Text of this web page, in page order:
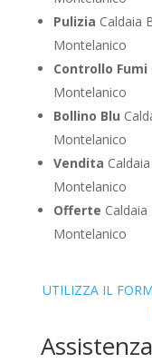
Pulizia Caldaia
Montelanico
Controllo Fumi
Montelanico
Bollino Blu
Montelanico
Vendita
Montelanico
Offerte
Montelanico
UTILIZZA IL